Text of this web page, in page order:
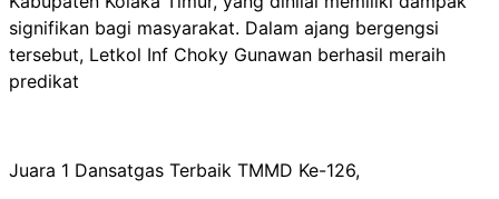
signifikan bagi masyarakat. Dalam ajang bergengsi
tersebut, Letkol Inf Choky Gunawan berhasil meraih
predikat
Juara 1 Dansatgas Terbaik TMMD Ke-126,